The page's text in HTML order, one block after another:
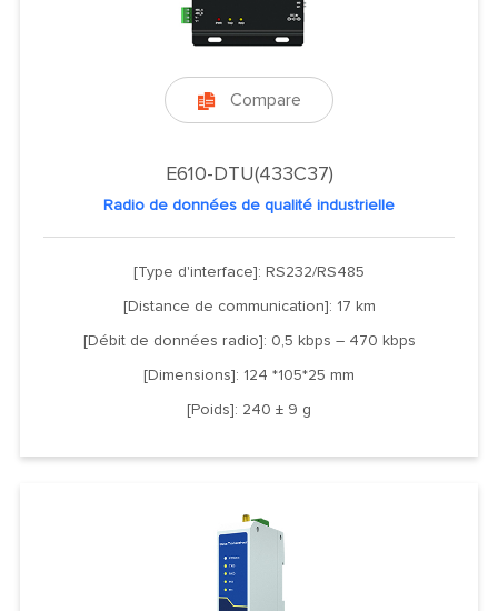
 Compare
E610-DTU(433C37)
Radio de données de qualité industrielle
[Type d'interface]: RS232/RS485
[Distance de communication]: 17 km
[Débit de données radio]: 0,5 kbps – 470 kbps
[Dimensions]: 124 *105*25 mm
[Poids]: 240 ± 9 g